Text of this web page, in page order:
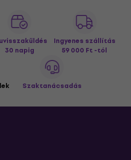
30 napig
Ingyenes szállítás
59 000 Ft -tól
Szaktanácsadás